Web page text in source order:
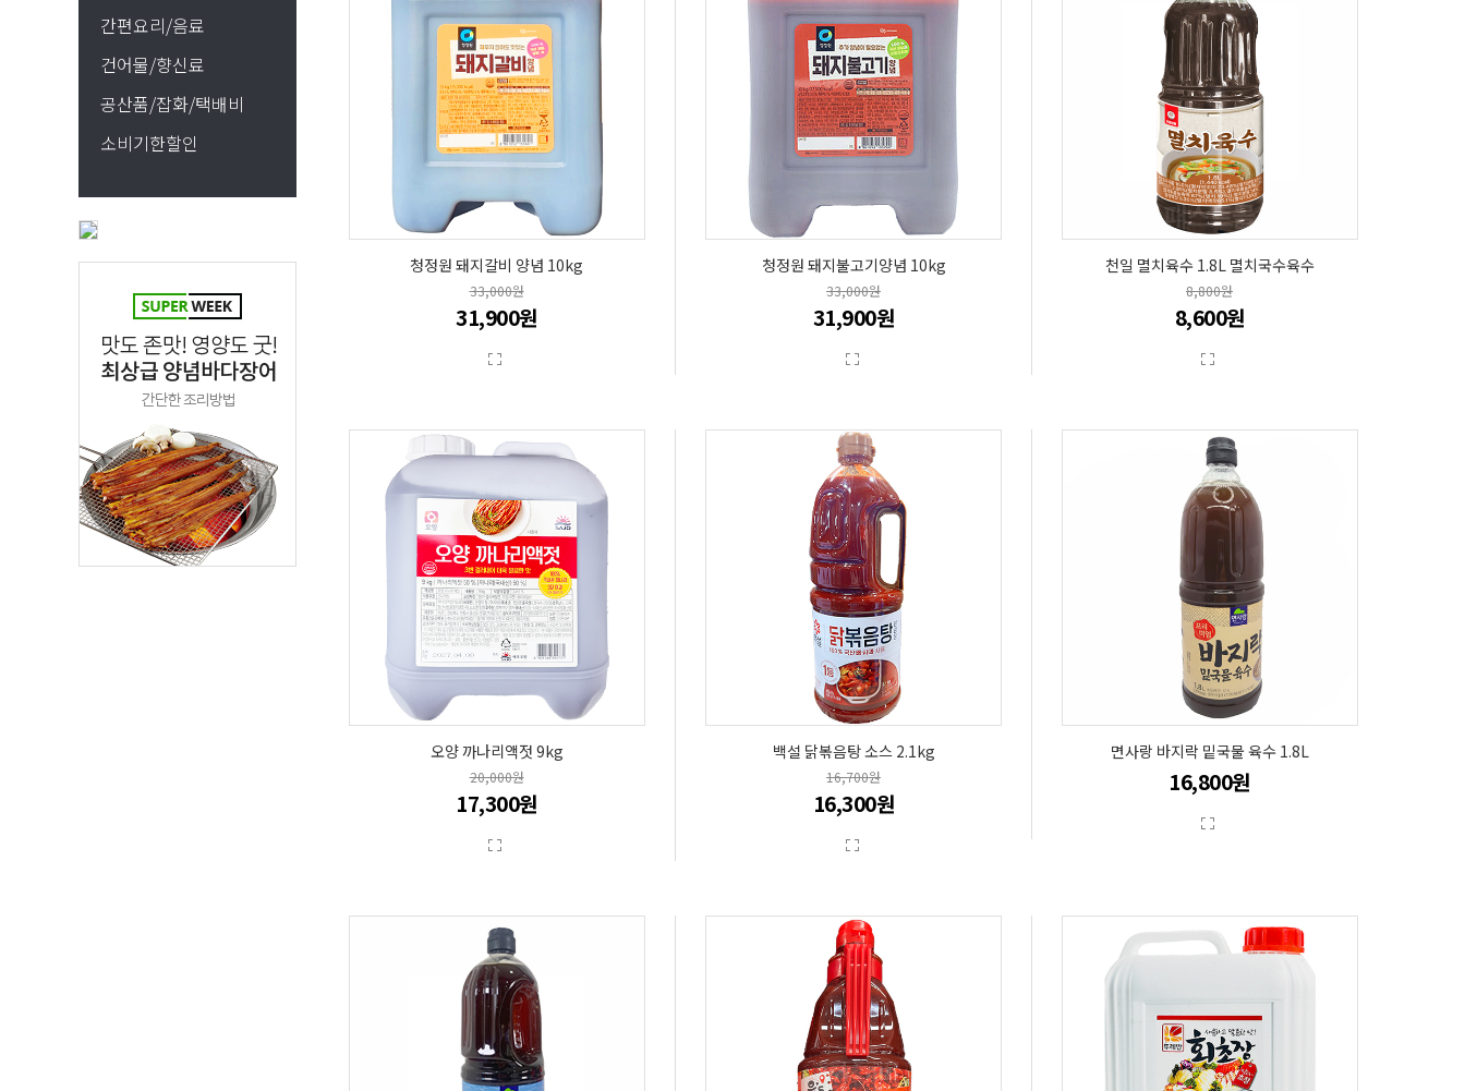
간편요리/음료
건어물/향신료
공산품/잡화/택배비
소비기한할인
청정원 돼지갈비 양념 10kg
33,000원
31,900원
청정원 돼지불고기양념 10kg
33,000원
31,900원
천일 멸치육수 1.8L 멸치국수육수
8,800원
8,600원
오양 까나리액젓 9kg
20,000원
17,300원
백설 닭볶음탕 소스 2.1kg
16,700원
16,300원
면사랑 바지락 밑국물 육수 1.8L
16,800원